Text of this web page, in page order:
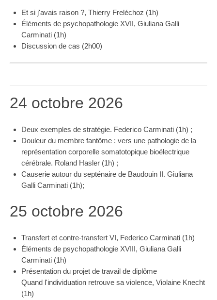
Et si j'avais raison ?, Thierry Freléchoz (1h)
Éléments de psychopathologie XVII, Giuliana Galli
Carminati (1h)
Discussion de cas (2h00)
24 octobre 2026
Deux exemples de stratégie. Federico Carminati (1h) ;
Douleur du membre fantôme : vers une pathologie de la
représentation corporelle somatotopique bioélectrique
cérébrale. Roland Hasler (1h) ;
Causerie autour du septénaire de Baudouin II. Giuliana
Galli Carminati (1h);
25 octobre 2026
Transfert et contre-transfert VI, Federico Carminati (1h)
Éléments de psychopathologie XVIII, Giuliana Galli
Carminati (1h)
Présentation du projet de travail de diplôme
Quand l'individuation retrouve sa violence, Violaine Knecht
(1h)